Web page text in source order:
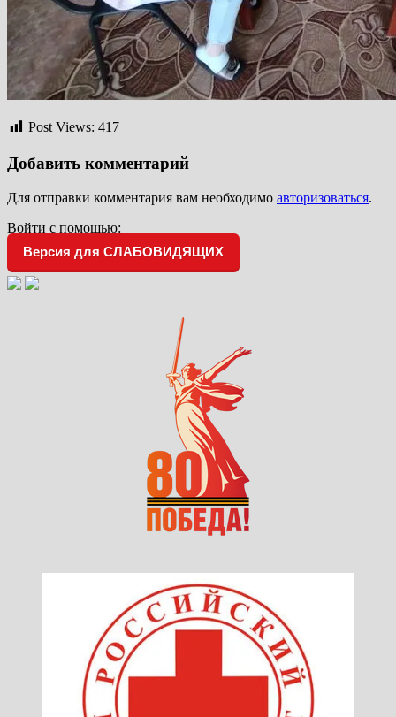
Post Views: 417
Добавить комментарий
Для отправки комментария вам необходимо авторизоваться.
Войти с помощью:
Версия для СЛАБОВИДЯЩИХ